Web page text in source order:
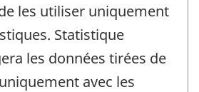
les utiliser uniquement
Statistique
les données tirées de
avec les